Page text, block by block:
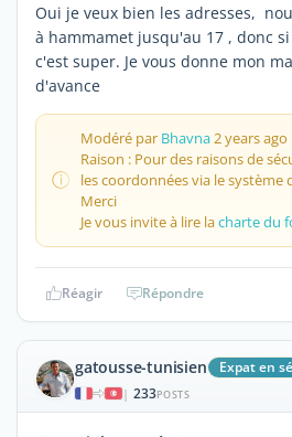
Oui je veux bien les adresses,
à hammamet jusqu'au 17 , donc
c'est super. Je vous donne mon
d'avance
Modéré par Bhavna2 years ago
Raison : Pour des raisons de
les coordonnées via le système
Merci
Je vous invite à lire lacharte du
Réagir Répondre
gatousse-tunisien Expat en
| 233POSTS